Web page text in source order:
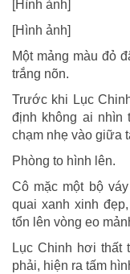
[Hình ảnh]
[Hình ảnh]
Một mảng màu đỏ
trắng nõn.
Trước khi Lục
định không ai nhìn
chạm nhẹ vào giữa
Phòng to hình lên.
Cô mặc một bộ
quai xanh xinh
tổn lên vòng eo
Lục Chinh hơi thất
phải, hiện ra tấm